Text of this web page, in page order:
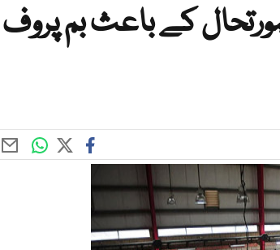
کے باعث بم پروف